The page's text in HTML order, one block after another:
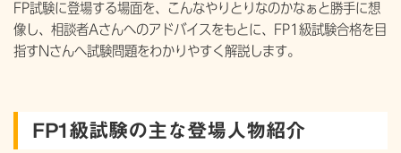
FP試験に登場する場面を、こんなやりとりなのかなぁと勝手に想
像し、相談者Aさんへのアドバイスをもとに、FP1級試験合格を目
指すNさんへ試験問題をわかりやすく解説します。
FP1級試験の主な登場人物紹介